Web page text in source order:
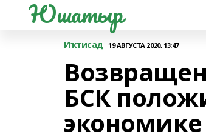
Юшатыр
Иҡтисад 19 АВГУСТА 2020, 13:47
БСК
экономике